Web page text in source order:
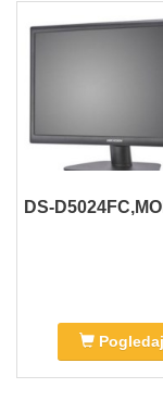
DS-
Pogledaj